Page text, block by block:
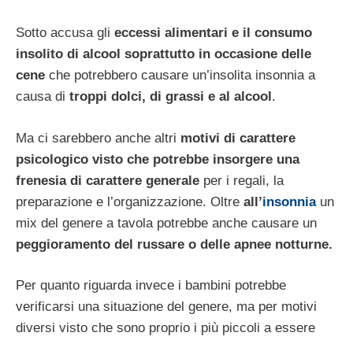
Sotto accusa gli eccessi alimentari e il consumo
insolito di alcool soprattutto in occasione delle
cene che potrebbero causare un’insolita insonnia a
causa di troppi dolci, di grassi e al alcool.
Ma ci sarebbero anche altri motivi di carattere
psicologico visto che potrebbe insorgere una
frenesia di carattere generale per i regali, la
preparazione e l’organizzazione. Oltre all’insonniaun
mix del genere a tavola potrebbe anche causare un
peggioramento del russare o delle apnee notturne.
Per quanto riguarda invece i bambini potrebbe
verificarsi una situazione del genere, ma per motivi
diversi visto che sono proprio i più piccoli a essere